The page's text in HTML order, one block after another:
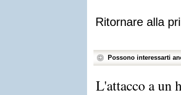
Ritornare alla
Possono interessarti
L'attacco a un